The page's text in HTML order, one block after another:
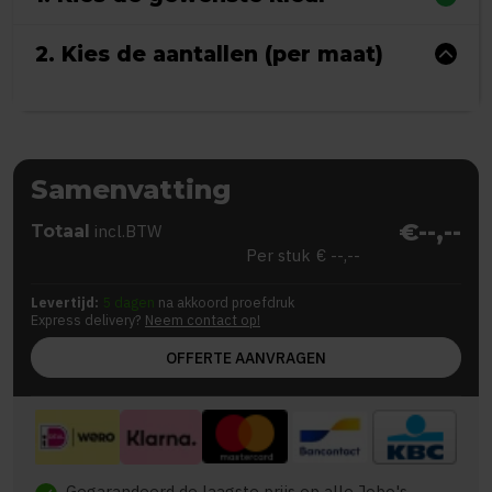
2. Kies de aantallen (per maat)
Samenvatting
Totaal incl.BTW €--,--
Per stuk € --,--
Levertijd: 5 dagen na akkoord proefdruk
Express delivery? Neem contact op!
OFFERTE AANVRAGEN